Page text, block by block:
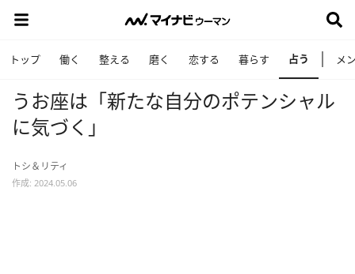
トップ 働く 整える 磨く 恋する 暮らす 占う メ
うお座は「新たな自分のポテンシャル
に気づく」
トシ＆リティ
作成: 2024.05.06